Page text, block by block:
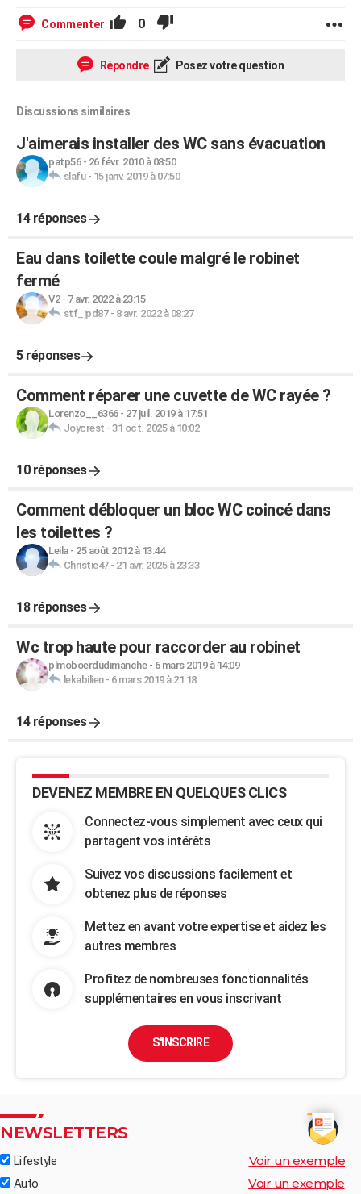
Commenter 0
Répondre Posez votre question
Discussions similaires
J'aimerais installer des WC sans évacuation
patp56- 26 févr. 2010 à 08:50
slafu- 15 janv. 2019 à 07:50
14 réponses
Eau dans toilette coule malgré le robinet
fermé
V2- 7 avr. 2022 à 23:15
stf_jpd87- 8 avr. 2022 à 08:27
5 réponses
Comment réparer une cuvette de WC rayée ?
Lorenzo__6366- 27 juil. 2019 à 17:51
Joycrest - 31 oct. 2025 à 10:02
10 réponses
Comment débloquer un bloc WC coincé dans
les toilettes ?
Leila- 25 août 2012 à 13:44
Christie47- 21 avr. 2025 à 23:33
18 réponses
Wc trop haute pour raccorder au robinet
plmoboerdudimanche- 6 mars 2019 à 14:09
lekabilien- 6 mars 2019 à 21:18
14 réponses
DEVENEZ MEMBRE EN QUELQUES CLICS
Connectez-vous simplement avec ceux qui
partagent vos intérêts
Suivez vos discussions facilement et
obtenez plus de réponses
Mettez en avant votre expertise et aidez les
autres membres
Profitez de nombreuses fonctionnalités
supplémentaires en vous inscrivant
S'INSCRIRE
NEWSLETTERS
Lifestyle Voir un exemple
Auto Voir un exemple